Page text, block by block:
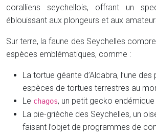
coralliens seychellois, offrant un
éblouissant aux plongeurs et aux
Sur terre, la faune des Seychelles
espèces emblématiques, comme :
La tortue géante d’Aldabra, l’une des
espèces de tortues terrestres au
Le chagos, un petit gecko
La pie-grièche des Seychelles, un
faisant l’objet de programmes de